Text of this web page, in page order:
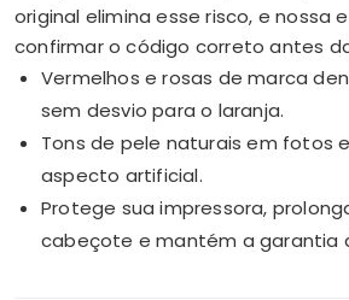
original elimina esse risco, e nossa
confirmar o código correto antes
Vermelhos e rosas de marca
sem desvio para o laranja.
Tons de pele naturais em fotos
aspecto artificial.
Protege sua impressora,
cabeçote e mantém a garantia